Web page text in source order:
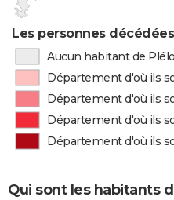
Les personnes
Aucun habitant de
Département d'où ils
Département d'où ils
Département d'où ils
Département d'où ils
Qui sont les habitants